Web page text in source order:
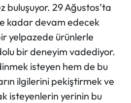
buluşuyor. 29 Ağustos’ta
kadar devam edecek
yelpazede ürünlerle
bir deneyim vadediyor.
isteyen hem de bu
ilgilerini pekiştirmek ve
isteyenlerin yerinin bu